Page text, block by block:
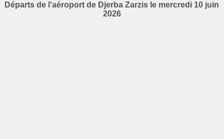
Départs de l'aéroport de Djerba Zarzis le mercredi 10 juin
2026